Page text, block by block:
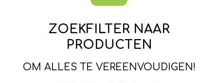
ZOEKFILTER NAAR
PRODUCTEN
OM ALLES TE VEREENVOUDIGEN!